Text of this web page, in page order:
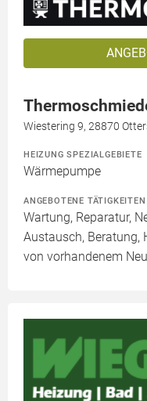
Wiestering 9, 28870
HEIZUNG SPEZIALGEBIETE
Wärmepumpe
ANGEBOTENE TÄTIGKEITEN
Wartung, Reparatur,
Austausch, Beratung,
von vorhandenem